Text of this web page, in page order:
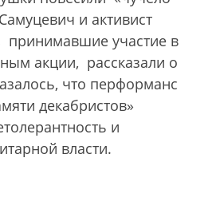
и активист
принимавшие участие в
акции, рассказали о
что перформанс
декабристов»
и
власти.